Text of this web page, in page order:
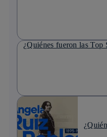
¿Quiénes fueron las Top